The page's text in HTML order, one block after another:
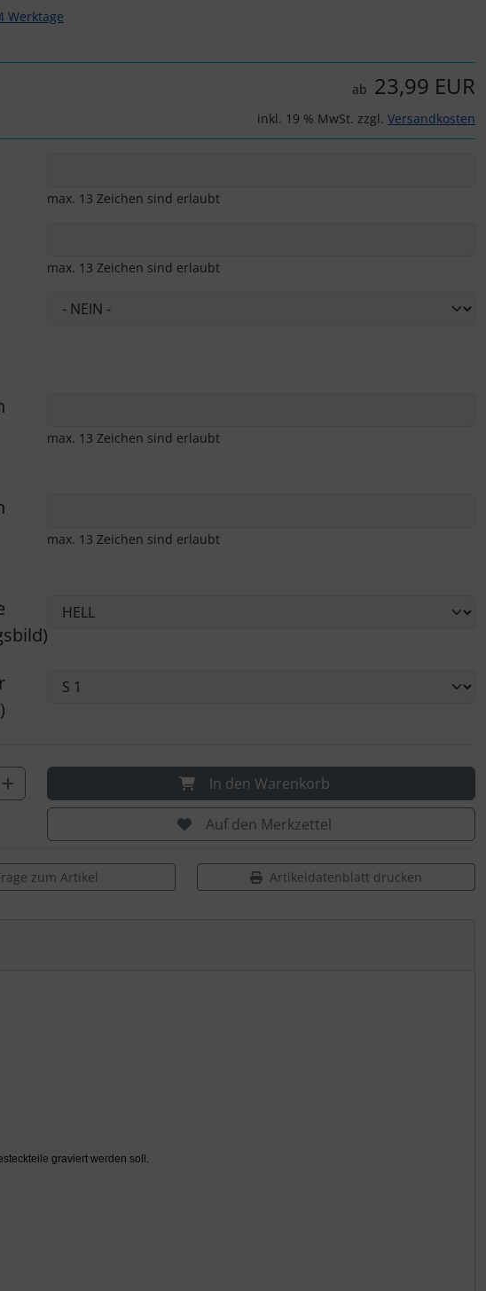
Werktage
ab 23,99 EUR
inkl. 19 % MwSt. zzgl. Versandkosten
max. 13 Zeichen sind erlaubt
max. 13 Zeichen sind erlaubt
max. 13 Zeichen sind erlaubt
max. 13 Zeichen sind erlaubt
In den Warenkorb
Auf den Merkzettel
zum Artikel Artikeldatenblatt drucken
graviert werden soll.